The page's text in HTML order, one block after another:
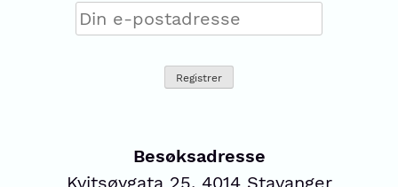
Besøksadresse
Kvitsøygata 25, 4014 Stavanger